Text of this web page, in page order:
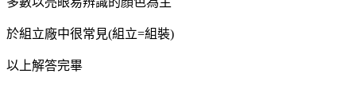
於組立廠中很常見(組立=組裝)
以上解答完畢